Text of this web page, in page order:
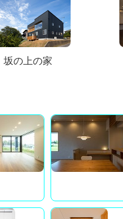
坂の上の家